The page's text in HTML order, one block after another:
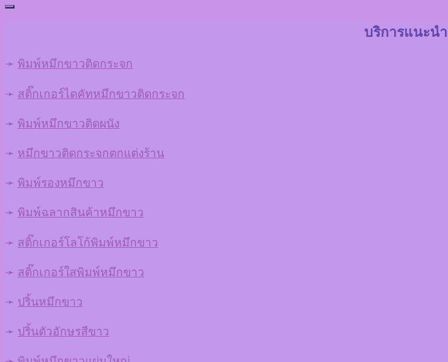
บริการแนะนำ
➛ พิมพ์หมึกขาวติดกระจก
➛ สติ๊กเกอร์ไดคัทหมึกขาวติดกระจก
➛ พิมพ์หมึกขาวติดผนัง
➛ หมึกขาวติดกระจกตกแต่งร้าน
➛ พิมพ์รองหมึกขาว
➛ พิมพ์ฉลากสินค้าหมึกขาว
➛ สติ๊กเกอร์โลโก้พิมพ์หมึกขาว
➛ สติ๊กเกอร์ใสพิมพ์หมึกขาว
➛ ปริ้นหมึกขาว
➛ ปริ้นตัวอักษรสีขาว